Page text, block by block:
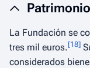
La Fundación se
tres mil euros.[18]
considerados